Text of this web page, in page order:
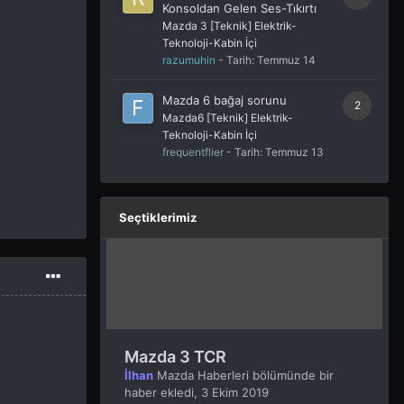
Konsoldan Gelen Ses-Tıkırtı
Mazda 3 [Teknik] Elektrik-
Teknoloji-Kabin İçi
razumuhin - Tarih: Temmuz 14
2
Mazda 6 bağaj sorunu
Mazda6 [Teknik] Elektrik-
Teknoloji-Kabin İçi
frequentflier - Tarih: Temmuz 13
Seçtiklerimiz
Mazda 3 TCR
İlhan Mazda Haberleri bölümünde bir
haber ekledi, 3 Ekim 2019